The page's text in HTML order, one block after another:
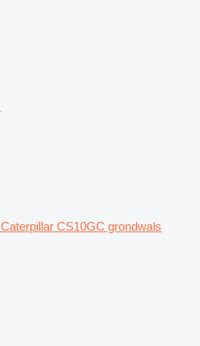
Caterpillar CS10GC grondwals